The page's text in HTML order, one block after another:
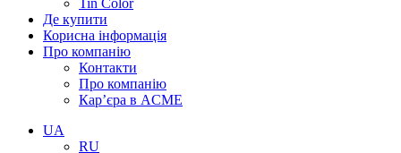
Tin Color
Де купити
Корисна інформація
Про компанію
Контакти
Про компанію
Кар’єра в ACME
UA
RU